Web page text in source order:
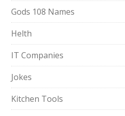
Gods 108 Names
Helth
IT Companies
Jokes
Kitchen Tools